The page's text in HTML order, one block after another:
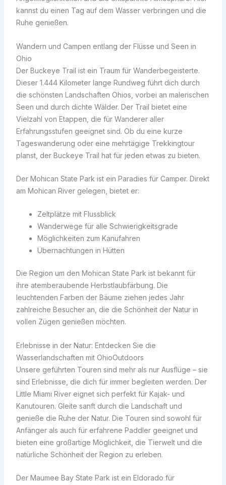
kannst du einen Tag auf dem Wasser verbringen und die
Ruhe genießen.
Wandern und Campen entlang der Flüsse und Seen in
Ohio
Der Buckeye Trail ist ein Traum für Wanderbegeisterte.
Dieser 1.444 Kilometer lange Rundweg führt dich durch
die schönsten Landschaften Ohios, vorbei an malerischen
Seen und durch dichte Wälder. Der Trail bietet eine
Vielzahl von Etappen, die für Wanderer aller
Erfahrungsstufen geeignet sind. Ob du eine kurze
Tageswanderung oder eine mehrtägige Trekkingtour
planst, der Buckeye Trail hat für jeden etwas zu bieten.
Der Mohican State Park ist ein Paradies für Camper. Direkt
am Mohican River gelegen, bietet er:
Zeltplätze mit Flussblick
Wanderwege für alle Schwierigkeitsgrade
Möglichkeiten zum Kanufahren
Übernachtungen in Hütten
Die Region um den Mohican State Park ist bekannt für
ihre atemberaubende Herbstlaubfärbung. Die
leuchtenden Farben der Bäume ziehen jedes Jahr
zahlreiche Besucher an, die die Schönheit der Natur in
vollen Zügen genießen möchten.
Erlebnisse in der Natur: Entdecken Sie die
Wasserlandschaften mit OhioOutdoors
Unsere geführten Touren sind mehr als nur Ausflüge – sie
sind Erlebnisse, die dich für immer begleiten werden. Der
Little Miami River eignet sich perfekt für Kajak- und
Kanutouren. Gleite sanft durch die Landschaft und
genieße die Ruhe der Natur. Die Touren sind sowohl für
Anfänger als auch für erfahrene Paddler geeignet und
bieten eine großartige Möglichkeit, die Tierwelt und die
natürliche Schönheit der Region zu erleben.
Der Maumee Bay State Park ist ein Eldorado für